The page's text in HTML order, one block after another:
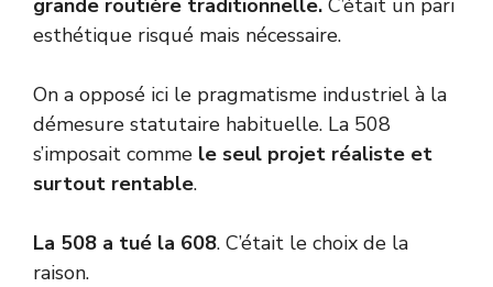
grande routière traditionnelle. C’était un pari
esthétique risqué mais nécessaire.
On a opposé ici le pragmatisme industriel à la
démesure statutaire habituelle. La 508
s’imposait comme le seul projet réaliste et
surtout rentable.
La 508 a tué la 608. C’était le choix de la
raison.